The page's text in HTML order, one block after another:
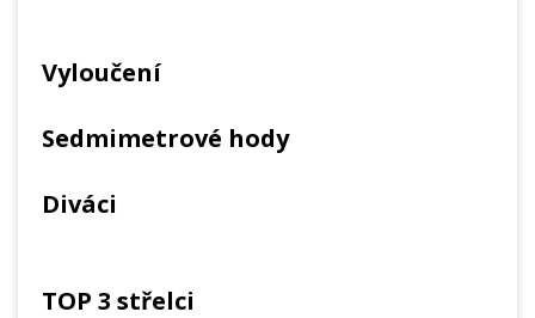
Vyloučení
Sedmimetrové hody
Diváci
TOP 3 střelci